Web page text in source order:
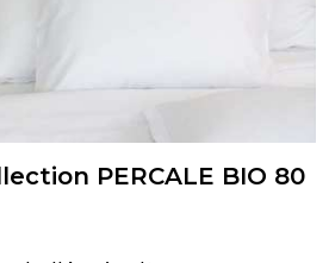
PERCALE BIO 80